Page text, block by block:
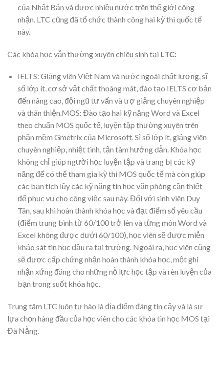
của Nhật Bản và được nhiều nước trên thế giới công
nhận. LTC cũng đã tổ chức thành công hai kỳ thi quốc tế
này.
Các khóa học vẫn thường xuyên chiêu sinh tại LTC:
IELTS: Giảng viên Việt Nam và nước ngoài chất lượng, sĩ
số lớp ít, cơ sở vật chất thoáng mát, đào tạo IELTS cơ bản
đến nâng cao, đội ngũ tư vấn và trợ giảng chuyên nghiệp
và thân thiện.MOS: Đào tạo hai kỹ năng Word và Excel
theo chuẩn MOS quốc tế, luyện tập thường xuyên trên
phần mềm Gmetrix của Microsoft. Sĩ số lớp ít, giảng viên
chuyên nghiệp, nhiệt tình, tận tâm hướng dẫn. Khóa học
không chỉ giúp người học luyện tập và trang bị các kỹ
năng để có thể tham gia kỳ thi MOS quốc tế mà còn giúp
các bạn tích lũy các kỹ năng tin học văn phòng cần thiết
để phục vụ cho công việc sau này. Đối với sinh viên Duy
Tân, sau khi hoàn thành khóa học và đạt điểm số yêu cầu
(điểm trung bình từ 60/100 trở lên và từng môn Word và
Excel không được dưới 60/100), học viên sẽ được miễn
khảo sát tin học đầu ra tại trường. Ngoài ra, học viên cũng
sẽ được cấp chứng nhận hoàn thành khóa học, một ghi
nhận xứng đáng cho những nỗ lực học tập và rèn luyện của
bạn trong suốt khóa học.
Trung tâm LTC luôn tự hào là địa điểm đáng tin cậy và là sự
lựa chọn hàng đầu của học viên cho các khóa tin học MOS tại
Đà Nẵng.